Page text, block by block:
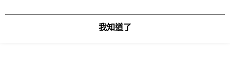
我知道了